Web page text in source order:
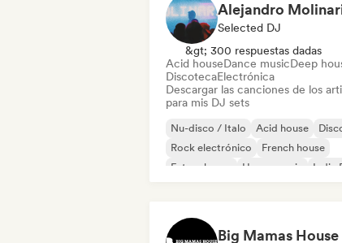
Alejandro
Selected DJ
&gt; 300 respuestas dadas
Acid houseDance musicDeep
DiscotecaElectrónica
Descargar las canciones de los
para mis DJ sets
Nu-disco / Italo Acid house
Rock electrónico
French house
Future house
House music Indie